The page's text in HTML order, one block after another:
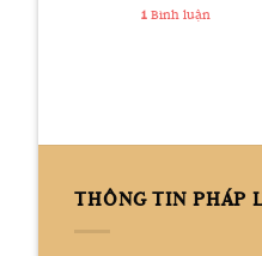
1 Bình luận
THÔNG TIN PHÁP